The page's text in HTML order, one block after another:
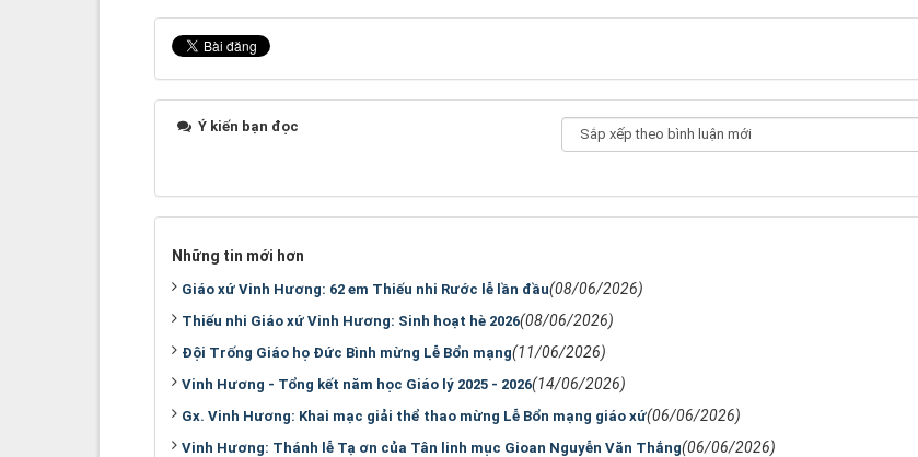
Ý kiến bạn đọc
Những tin mới hơn
Giáo xứ Vinh Hương: 62 em Thiếu nhi Rước lễ lần đầu(08/06/2026)
Thiếu nhi Giáo xứ Vinh Hương: Sinh hoạt hè 2026(08/06/2026)
Đội Trống Giáo họ Đức Bình mừng Lễ Bổn mạng(11/06/2026)
Vinh Hương - Tổng kết năm học Giáo lý 2025 - 2026(14/06/2026)
Gx. Vinh Hương: Khai mạc giải thể thao mừng Lễ Bổn mạng giáo xứ(06/06/2026)
Vinh Hương: Thánh lễ Tạ ơn của Tân linh mục Gioan Nguyễn Văn Thắng(06/06/2026)